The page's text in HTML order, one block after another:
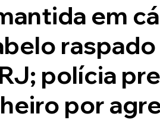
em
polícia
por